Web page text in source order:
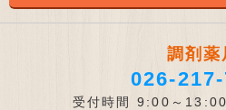
調剤薬
026-
受付時間 9:00～